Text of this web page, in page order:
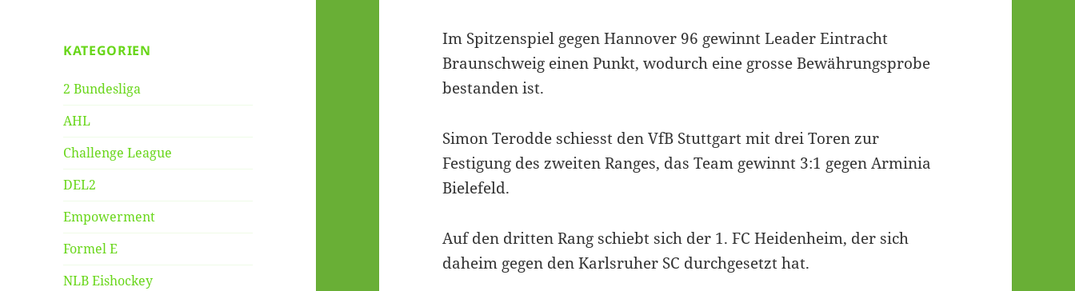
KATEGORIEN
2 Bundesliga
AHL
Challenge League
DEL2
Empowerment
Formel E
NLB Eishockey
Im Spitzenspiel gegen Hannover 96 gewinnt Leader Eintracht
Braunschweig einen Punkt, wodurch eine grosse Bewährungsprobe
bestanden ist.
Simon Terodde schiesst den VfB Stuttgart mit drei Toren zur
Festigung des zweiten Ranges, das Team gewinnt 3:1 gegen Arminia
Bielefeld.
Auf den dritten Rang schiebt sich der 1. FC Heidenheim, der sich
daheim gegen den Karlsruher SC durchgesetzt hat.